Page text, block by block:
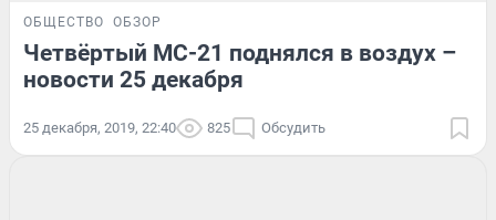
ОБЩЕСТВО ОБЗОР
Четвёртый МС-21 поднялся в воздух –
новости 25 декабря
25 декабря, 2019, 22:40 825 Обсудить